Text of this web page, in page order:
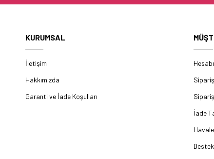
KURUMSAL
İletişim
Hakkımızda
Garanti ve İade Koşulları
İade